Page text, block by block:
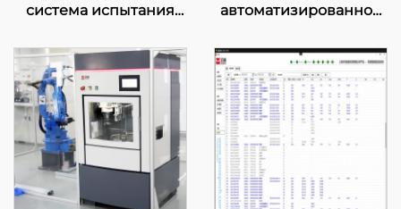
система испытания
автоматизированное
оборудование для
доставки образцов